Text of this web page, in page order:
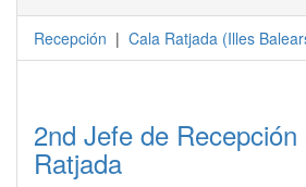
Recepción | Cala Ratjada (Illes
2nd Jefe de
Ratjada